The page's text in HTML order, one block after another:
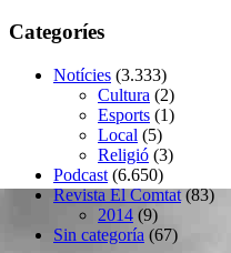
Categoríes
Notícies (3.333)
Cultura (2)
Esports (1)
Local (5)
Religió (3)
Podcast (6.650)
Revista El Comtat(83)
2014 (9)
Sin categoría (67)